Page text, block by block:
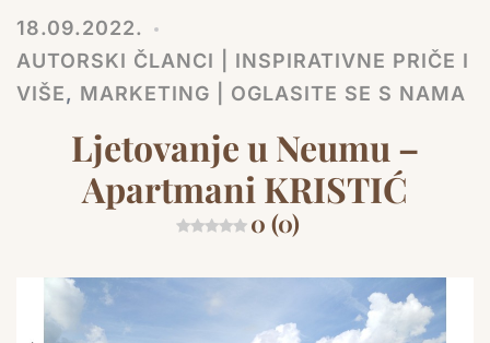
18.09.2022.
AUTORSKI ČLANCI | INSPIRATIVNE PRIČE I
VIŠE, MARKETING | OGLASITE SE S NAMA
Ljetovanje u Neumu –
Apartmani KRISTIĆ
0 (0)